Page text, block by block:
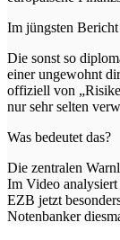
Im jüngsten
Die sonst so
einer ungewohnt
offiziell von
nur sehr selten
Was bedeutet das?
Die zentralen
Im Video
EZB jetzt
Notenbanker